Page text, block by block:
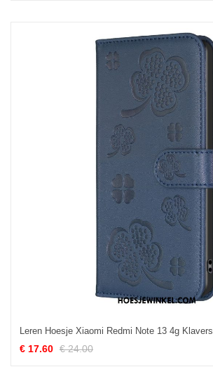
Leren Hoesje Xiaomi Redmi Note 13 4g Klavers
€ 17.60 € 24.00